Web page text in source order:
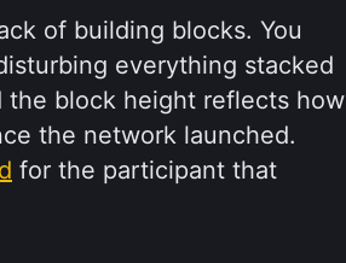
of building blocks. You
everything stacked
the block height reflects how
the network launched.
for the participant that